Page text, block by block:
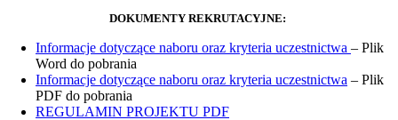
DOKUMENTY REKRUTACYJNE:
Informacje dotyczące naboru oraz kryteria uczestnictwa – Plik
Word do pobrania
Informacje dotyczące naboru oraz kryteria uczestnictwa – Plik
PDF do pobrania
REGULAMIN PROJEKTU PDF